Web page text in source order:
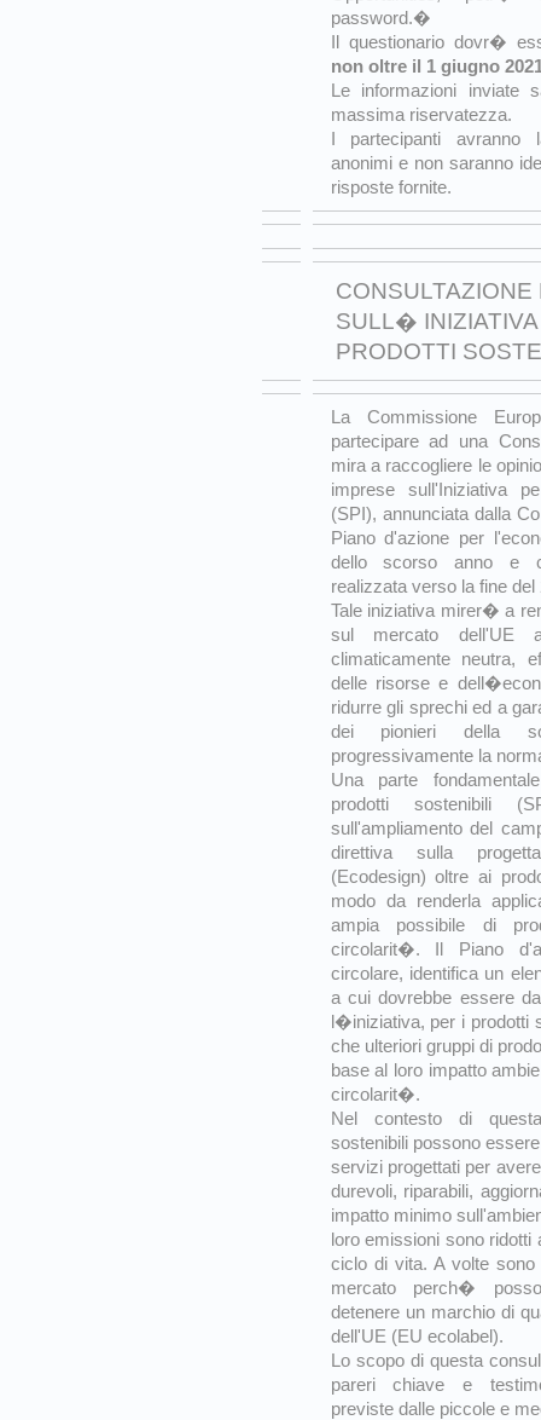
password.�
Il questionario dovr�
non oltre il 1 giugno
Le informazioni inviate
massima riservatezza.
I partecipanti
anonimi e non saranno
risposte fornite.
CONSULTAZIONE
SULL� INIZIATIVA
PRODOTTI
La Commissione
partecipare ad una
mira a raccogliere le
imprese sull'Iniziativa
(SPI), annunciata dalla
Piano d'azione per
dello scorso anno e
realizzata verso la fine
Tale iniziativa mirer� a
sul mercato dell'UE
climaticamente neutra,
delle risorse e
ridurre gli sprechi ed a
dei pionieri della
progressivamente la
Una parte
prodotti sostenibili
sull'ampliamento del
direttiva sulla
(Ecodesign) oltre ai
modo da renderla
ampia possibile di
circolarit�. Il Piano
circolare, identifica un
a cui dovrebbe essere
l�iniziativa, per i prodotti
che ulteriori gruppi di
base al loro impatto
circolarit�.
Nel contesto di
sostenibili possono
servizi progettati per
durevoli, riparabili,
impatto minimo
loro emissioni sono
ciclo di vita. A volte
mercato perch�
detenere un marchio di
dell'UE (EU ecolabel).
Lo scopo di questa
pareri chiave e
previste dalle piccole e